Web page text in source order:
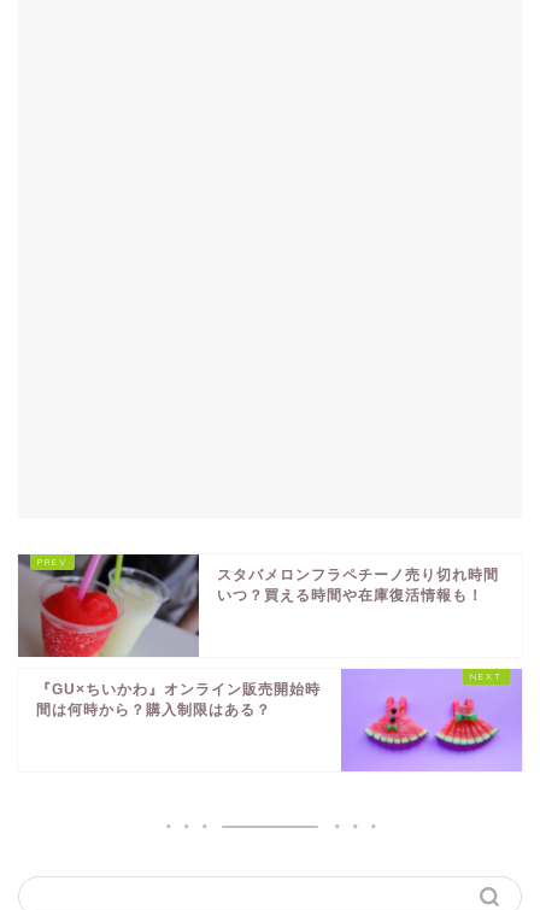
スタバメロンフラペチーノ売り切れ時間
いつ？買える時間や在庫復活情報も！
『GU×ちいかわ』オンライン販売開始時
間は何時から？購入制限はある？